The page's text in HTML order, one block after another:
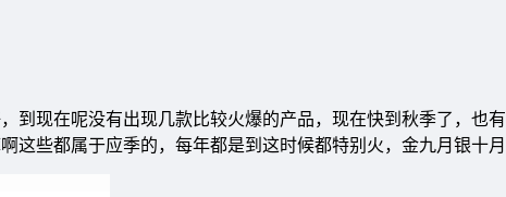
到现在呢没有出现几款比较火爆的产品，现在快到秋季了，也
这些都属于应季的，每年都是到这时候都特别火，金九月银十月